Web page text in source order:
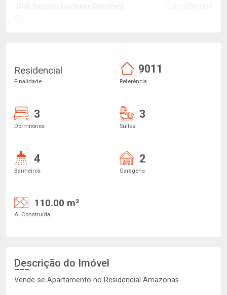
Residencial
Finalidade
9011
Referência
3
Dormitórios
3
Suítes
4
Banheiros
2
Garagens
110.00 m²
A. Construída
Descrição do Imóvel
Vende-se Apartamento no Residencial Amazonas